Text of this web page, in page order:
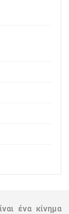
ένα κίνημα